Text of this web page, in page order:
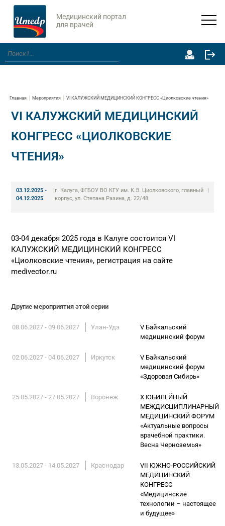
Медицинский портал
для врачей
Главная Мероприятия VI КАЛУЖСКИЙ МЕДИЦИНСКИЙ КОНГРЕСС «Циолковские чтения»
VI КАЛУЖСКИЙ МЕДИЦИНСКИЙ
КОНГРЕСС «ЦИОЛКОВСКИЕ
ЧТЕНИЯ»
03.12.2025 -
04.12.2025
|г. Калуга, ФГБОУ ВО КГУ им. К.Э. Циолковского, главный
корпус, ул. Степана Разина, д. 22/48
|
03-04 декабря 2025 года в Калуге состоится VI
КАЛУЖСКИЙ МЕДИЦИНСКИЙ КОНГРЕСС
«Циолковские чтения», регистрация на сайте
medivector.ru
Другие мероприятия этой серии
08.06.2027 - 09.06.2027 Улан-Удэ
V Байкальский
медицинский форум
02.06.2027 - 04.06.2027 Иркутск
V Байкальский
медицинский форум
«Здоровая Сибирь»
25.05.2027 - 27.05.2027 Воронеж
X ЮБИЛЕЙНЫЙ
МЕЖДИСЦИПЛИНАРНЫЙ
МЕДИЦИНСКИЙ ФОРУМ
«Актуальные вопросы
врачебной практики.
Весна Черноземья»
13.05.2027 - 14.05.2027 Краснодар
VII ЮЖНО-РОССИЙСКИЙ
МЕДИЦИНСКИЙ
КОНГРЕСС
«Медицинские
технологии – настоящее
и будущее»